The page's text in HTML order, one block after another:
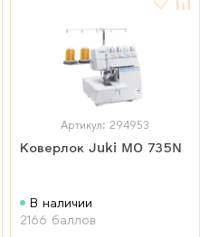
Артикул: 294953
Коверлок Juki MO 735N
В наличии
2166 баллов